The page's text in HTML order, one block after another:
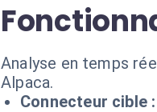
Analyse en temps
Alpaca.
Connecteur cible :